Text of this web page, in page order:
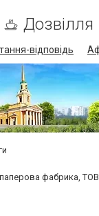
Дозвілля
відповідь
фабрика, ТОВ